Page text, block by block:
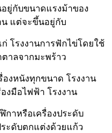
ยู่กับขนาดแรงม้าของ
น แต่จะขึ้นอยู่กับ
โรงงานการฟักไข่โดยใช้
าลจากมะพร้าว
องหนังทุกขนาด โรงงาน
งมือไฟฟ้า โรงงาน
กาหรือเครื่องประดับ
ระดับตกแต่งด้วยแก้ว